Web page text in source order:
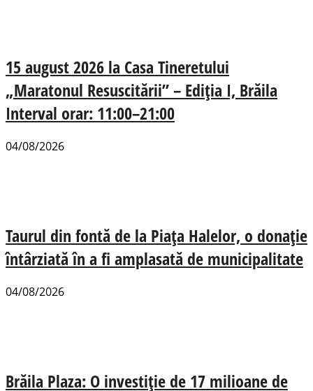
15 august 2026 la Casa Tineretului
„Maratonul Resuscitării” – Ediția I, Brăila
Interval orar: 11:00–21:00
04/08/2026
Taurul din fontă de la Piața Halelor, o donație
întârziată în a fi amplasată de municipalitate
04/08/2026
Brăila Plaza: O investiție de 17 milioane de